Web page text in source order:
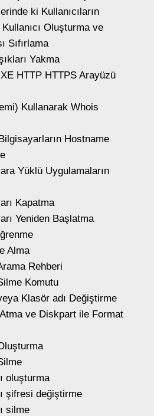
ki Kullanıcıların
Oluşturma ve
Sıfırlama
Yakma
HTTP HTTPS Arayüzü
Kullanarak Whois
Hostname
Yüklü Uygulamaların
Kapatma
Yeniden Başlatma
Alma
Rehberi
Komutu
Klasör adı Değiştirme
ve Diskpart ile Format
oluşturma
şifresi değiştirme
silme